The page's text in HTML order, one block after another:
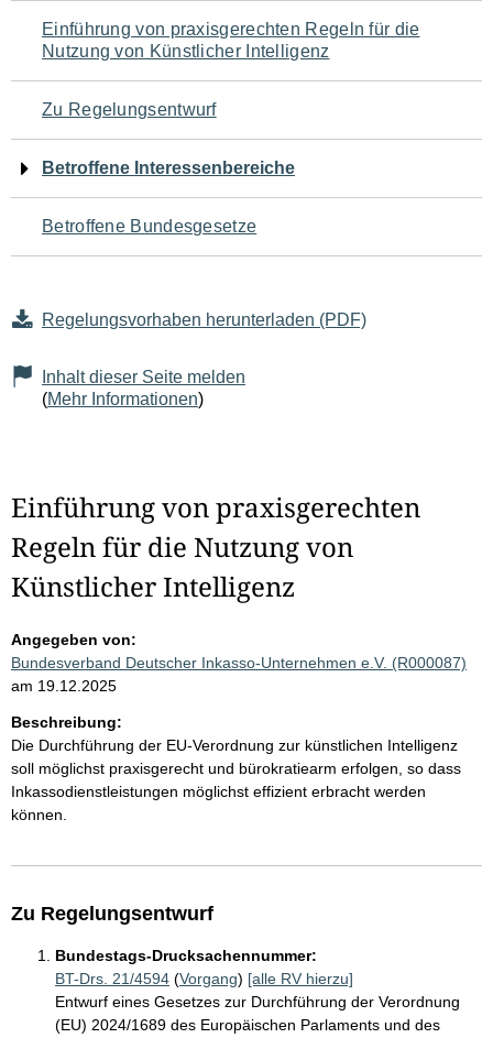
Navigation
für
den
Seiteninhalt
Einführung von praxisgerechten Regeln für die
Nutzung von Künstlicher Intelligenz
Zu Regelungsentwurf
Betroffene Interessenbereiche
Betroffene Bundesgesetze
Regelungsvorhaben herunterladen (PDF)
Inhalt dieser Seite melden
(Mehr Informationen)
Einführung von praxisgerechten
Regeln für die Nutzung von
Künstlicher Intelligenz
Angegeben von:
Bundesverband Deutscher Inkasso-Unternehmen e.V. (R000087)
am 19.12.2025
Beschreibung:
Die Durchführung der EU-Verordnung zur künstlichen Intelligenz
soll möglichst praxisgerecht und bürokratiearm erfolgen, so dass
Inkassodienstleistungen möglichst effizient erbracht werden
können.
Zu Regelungsentwurf
Bundestags-Drucksachennummer:
BT-Drs. 21/4594 (Vorgang) [alle RV hierzu]
Entwurf eines Gesetzes zur Durchführung der Verordnung
(EU) 2024/1689 des Europäischen Parlaments und des